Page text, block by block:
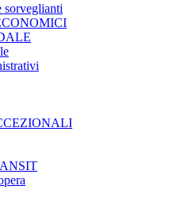
sorveglianti